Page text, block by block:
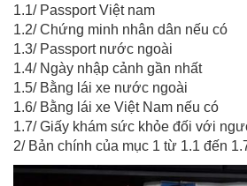
1.1/ Passport Việt nam
1.2/ Chứng minh nhân dân nếu có
1.3/ Passport nước ngoài
1.4/ Ngày nhập cảnh gần nhất
1.5/ Bằng lái xe nước ngoài
1.6/ Bằng lái xe Việt Nam nếu có
1.7/ Giấy khám sức khỏe đối với
2/ Bản chính của mục 1 từ 1.1 đến